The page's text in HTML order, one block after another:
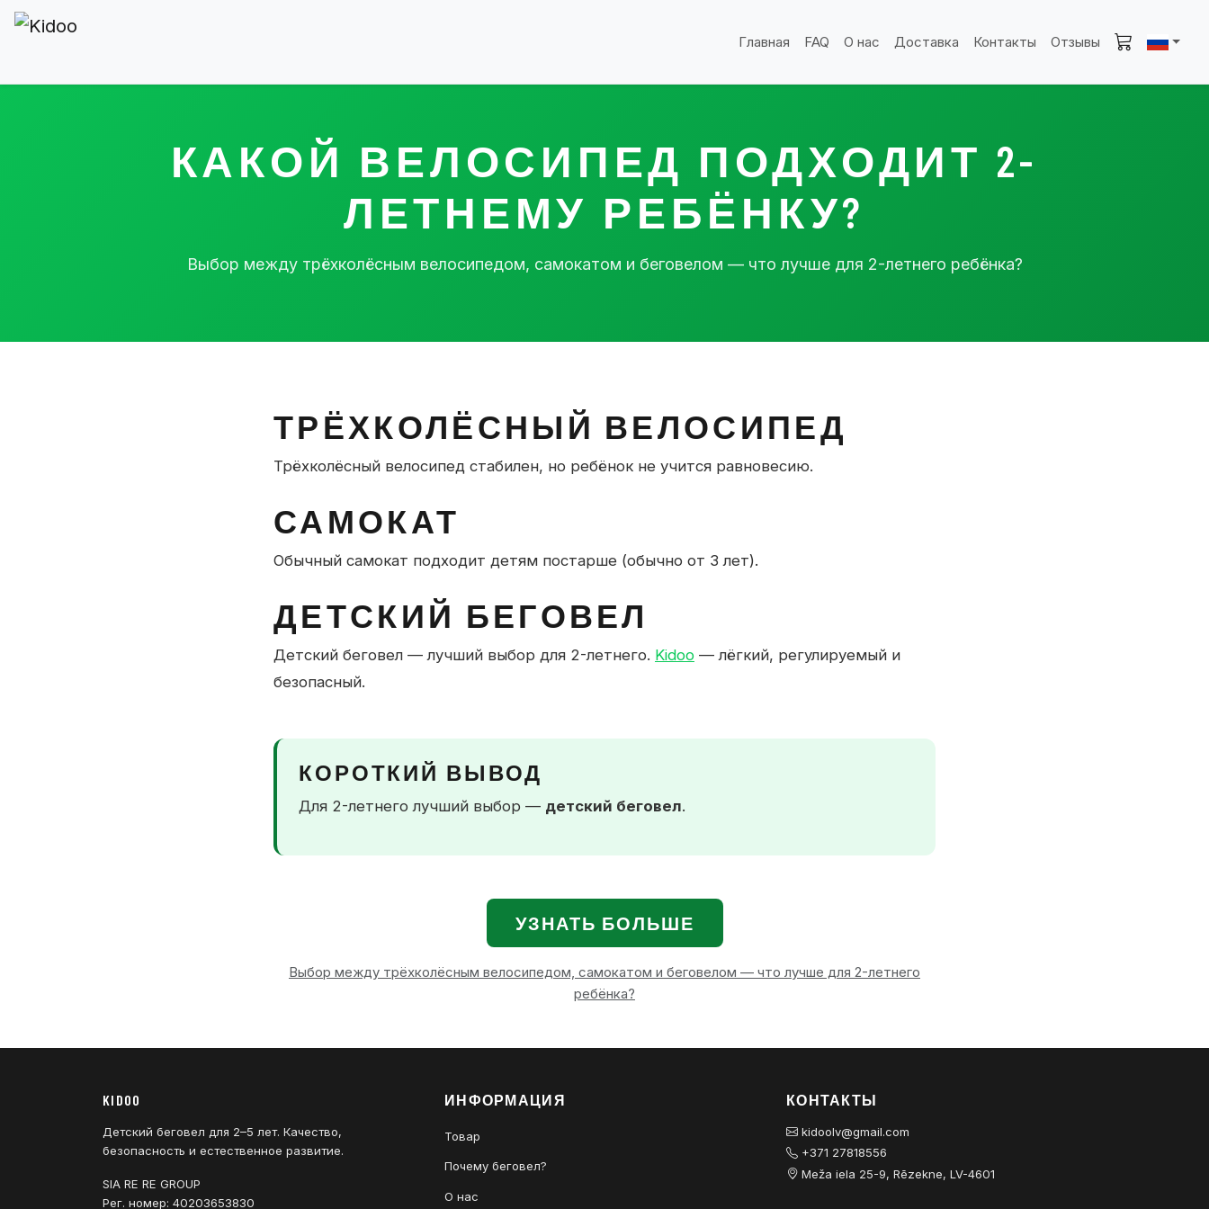
Главная FAQ О нас Доставка Контакты Отзывы
КАКОЙ ВЕЛОСИПЕД ПОДХОДИТ 2-
ЛЕТНЕМУ РЕБЁНКУ?
Выбор между трёхколёсным велосипедом, самокатом и беговелом — что лучше для 2-летнего ребёнка?
ТРЁХКОЛЁСНЫЙ ВЕЛОСИПЕД
Трёхколёсный велосипед стабилен, но ребёнок не учится равновесию.
САМОКАТ
Обычный самокат подходит детям постарше (обычно от 3 лет).
ДЕТСКИЙ БЕГОВЕЛ
Детский беговел — лучший выбор для 2-летнего. Kidoo — лёгкий, регулируемый и
безопасный.
КОРОТКИЙ ВЫВОД
Для 2-летнего лучший выбор — детский беговел.
УЗНАТЬ БОЛЬШЕ
Выбор между трёхколёсным велосипедом, самокатом и беговелом — что лучше для 2-летнего
ребёнка?
KIDOO
Детский беговел для 2–5 лет. Качество,
безопасность и естественное развитие.
SIA RE RE GROUP
Рег. номер: 40203653830
ИНФОРМАЦИЯ
Товар
Почему беговел?
О нас
КОНТАКТЫ
kidoolv@gmail.com
+371 27818556
Meža iela 25-9, Rēzekne, LV-4601